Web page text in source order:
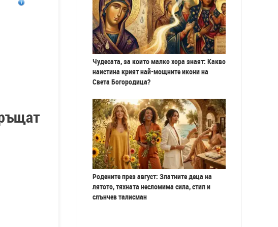
Чудесата, за които малко хора знаят: Какво
наистина крият най-мощните икони на
Света Богородица?
Родените през август: Златните деца на
лятото, тяхната несломима сила, стил и
слънчев талисман